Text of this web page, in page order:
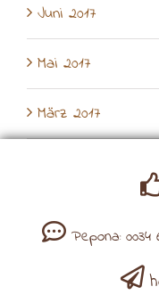
Juni 2017
Mai 2017
März 2017
Pepona: 0034